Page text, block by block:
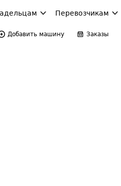
Перевозчикам
Добавить машину Заказы